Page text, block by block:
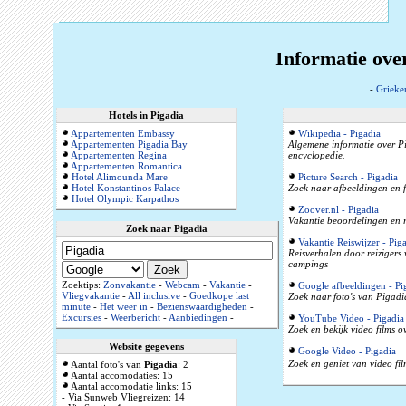
Informatie
-
Hotels in Pigadia
Appartementen Embassy
Appartementen Pigadia Bay
Appartementen Regina
Appartementen Romantica
Hotel Alimounda Mare
Hotel Konstantinos Palace
Hotel Olympic Karpathos
Zoek naar Pigadia
Zoektips: Zonvakantie- Webcam- Vakantie-
Vliegvakantie-All inclusive- Goedkope last
minute- Het weer in- Bezienswaardigheden-
Excursies- Weerbericht-Aanbiedingen-
Website gegevens
Aantal foto's van Pigadia: 2
Aantal accomodaties: 15
Aantal accomodatie links: 15
- Via Sunweb Vliegreizen: 14
Wikipedia - Pigadia
Algemene informatie over
encyclopedie.
Picture Search - Pigadia
Zoek naar afbeeldingen en
Zoover.nl - Pigadia
Vakantie beoordelingen en
Vakantie Reiswijzer -
Reisverhalen door reizigers
campings
Google afbeeldingen -
Zoek naar foto's van
YouTube Video - Pigadia
Zoek en bekijk video films
Google Video - Pigadia
Zoek en geniet van video